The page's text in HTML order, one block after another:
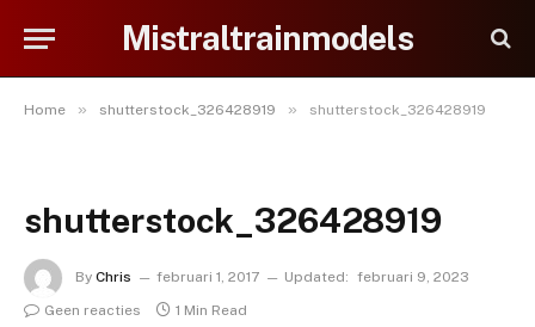
Mistraltrainmodels
Home » shutterstock_326428919 » shutterstock_326428919
shutterstock_326428919
By Chris februari 1, 2017 Updated: februari 9, 2023
Geen reacties
1 Min Read